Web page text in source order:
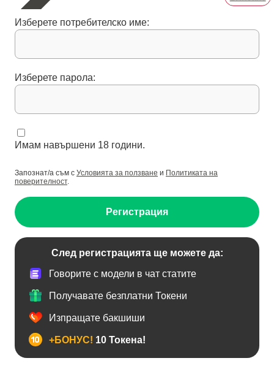
Изберете потребителско име:
Изберете парола:
Имам навършени 18 години.
Запознат/а съм с Условията за ползване и Политиката на
поверителност.
Регистрация
След регистрацията ще можете да:
Говорите с модели в чат статите
Получавате безплатни Токени
Изпращате бакшиши
+БОНУС! 10 Токена!